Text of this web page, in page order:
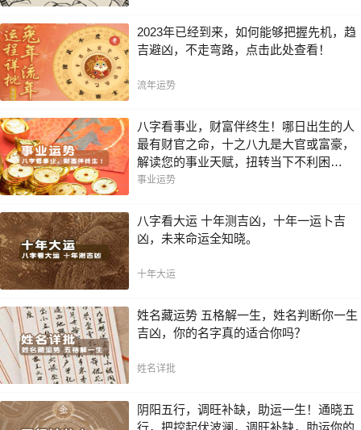
2023年已经到来，如何能够把握先机，趋
吉避凶，不走弯路，点击此处查看！
流年运势
八字看事业，财富伴终生！哪日出生的人
最有财官之命，十之八九是大官或富豪，
解读您的事业天赋，扭转当下不利困
局！！
事业运势
八字看大运 十年测吉凶，十年一运卜吉
凶，未来命运全知晓。
十年大运
姓名藏运势 五格解一生，姓名判断你一生
吉凶，你的名字真的适合你吗？
姓名详批
阴阳五行，调旺补缺，助运一生！通晓五